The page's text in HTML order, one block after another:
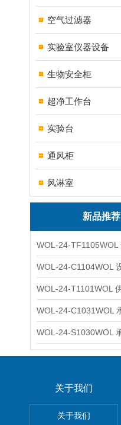
空气过滤器
实验室仪器设备
生物安全柜
超净工作台
实验台
通风柜
风淋室
新品推荐
关于我们
关于我们